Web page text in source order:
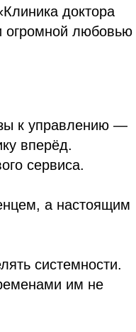
доктора
огромной любовью
к управлению —
вперёд.
сервиса.
а настоящим
системности.
им не